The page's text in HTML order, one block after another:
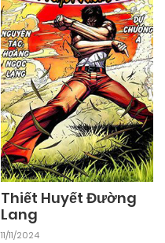
Thiết Huyết Đường
Lang
11/11/2024